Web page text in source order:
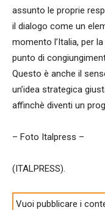
assunto le proprie
il dialogo come un
momento l’Italia, per
punto di
Questo è anche il
un’idea strategica
affinchè diventi un
– Foto Italpress –
(ITALPRESS).
Vuoi pubblicare i